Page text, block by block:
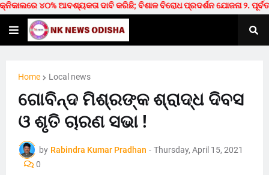
୪୦% ଆବଶ୍ୟକତା ଦାବି କରିଛି; ବିଶାଳ ବିରୋଧ ପ୍ରଦର୍ଶନ ଯୋଜନା ୨.
Home Local news
ଗୋବିନ୍ଦ ମିଶ୍ରଙ୍କ ଶ୍ରାଦ୍ଧ ଦିବସ
ଓ ଶୃତି ଚାରଣ ସଭା !
by Rabindra Kumar Pradhan - Thursday, April 15, 2021
0